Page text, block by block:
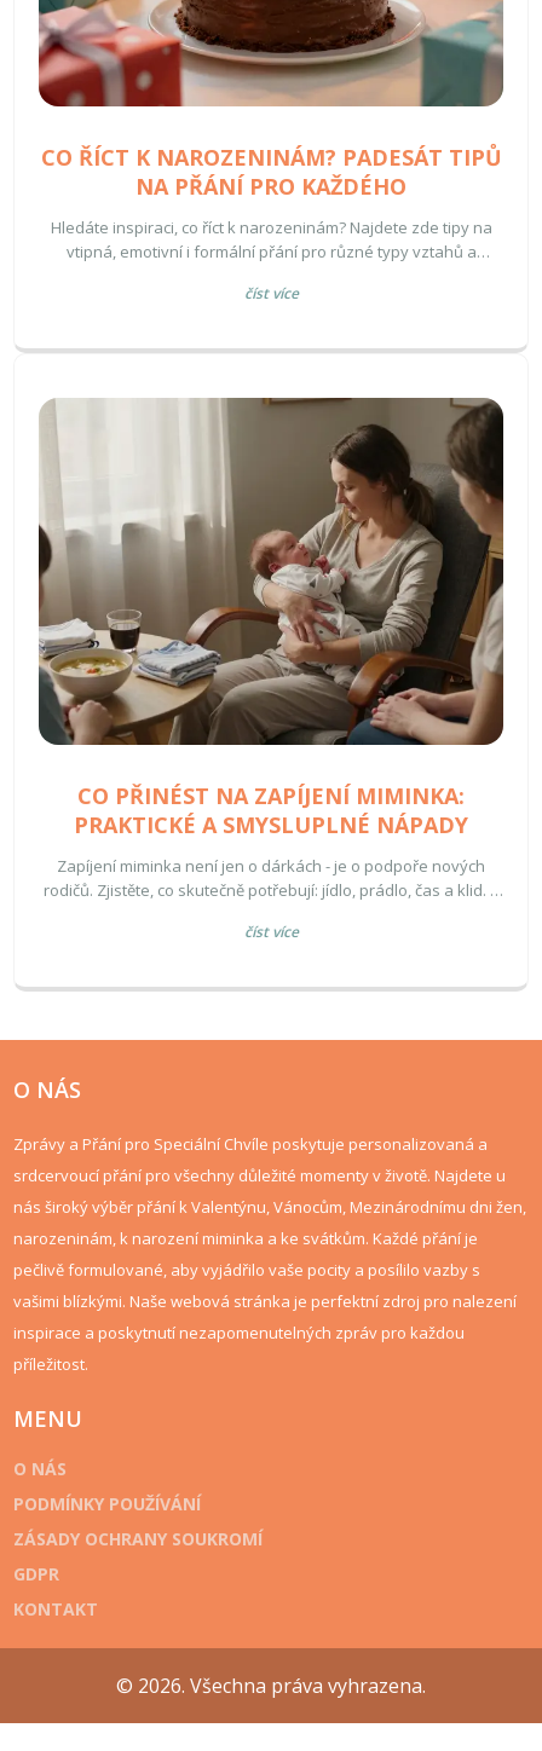
CO ŘÍCT K NAROZENINÁM? PADESÁT TIPŮ
NA PŘÁNÍ PRO KAŽDÉHO
Hledáte inspiraci, co říct k narozeninám? Najdete zde tipy na
vtipná, emotivní i formální přání pro různé typy vztahů a
číst více
CO PŘINÉST NA ZAPÍJENÍ MIMINKA:
PRAKTICKÉ A SMYSLUPLNÉ NÁPADY
Zapíjení miminka není jen o dárkách - je o podpoře nových
rodičů. Zjistěte, co skutečně potřebují: jídlo, prádlo, čas a klid. A
číst více
O NÁS
Zprávy a Přání pro Speciální Chvíle poskytuje personalizovaná a
srdcervoucí přání pro všechny důležité momenty v životě. Najdete u
nás široký výběr přání k Valentýnu, Vánocům, Mezinárodnímu dni žen,
narozeninám, k narození miminka a ke svátkům. Každé přání je
pečlivě formulované, aby vyjádřilo vaše pocity a posílilo vazby s
vašimi blízkými. Naše webová stránka je perfektní zdroj pro nalezení
inspirace a poskytnutí nezapomenutelných zpráv pro každou
příležitost.
MENU
O NÁS
PODMÍNKY POUŽÍVÁNÍ
ZÁSADY OCHRANY SOUKROMÍ
GDPR
KONTAKT
© 2026. Všechna práva vyhrazena.